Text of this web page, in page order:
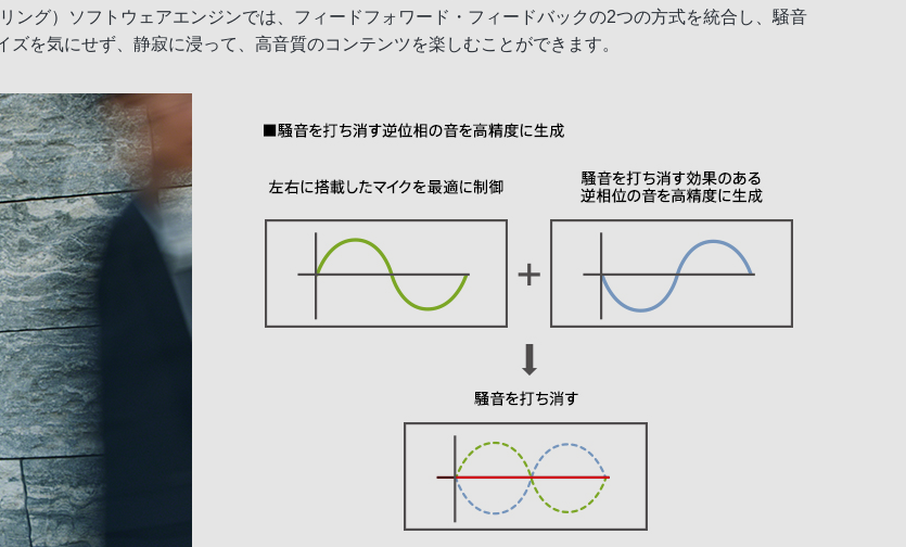
ング）ソフトウェアエンジンでは、フィードフォワード・フィードバックの2つの方式を統合し、騒音
を気にせず、静寂に浸って、高音質のコンテンツを楽しむことができます。